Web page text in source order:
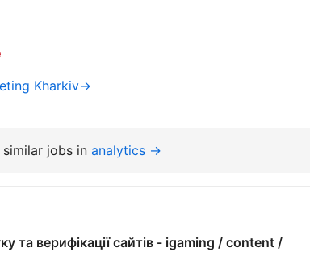
Kharkiv→
jobs in analytics →
та верифікації сайтів - igaming / content /